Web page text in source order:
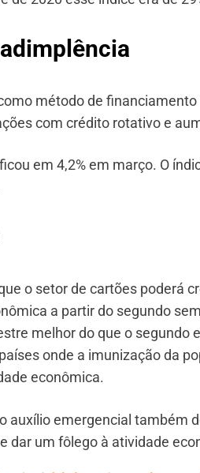
método de
com crédito rotativo e
em 4,2% em março. O
o setor de cartões poderá
a partir do segundo
melhor do que o segundo
onde a imunização da
econômica.
auxílio emergencial também
dar um fôlego à atividade